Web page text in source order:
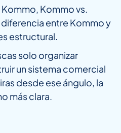
Kommo vs.
entre Kommo y
estructural.
solo organizar
un sistema comercial
desde ese ángulo, la
más clara.